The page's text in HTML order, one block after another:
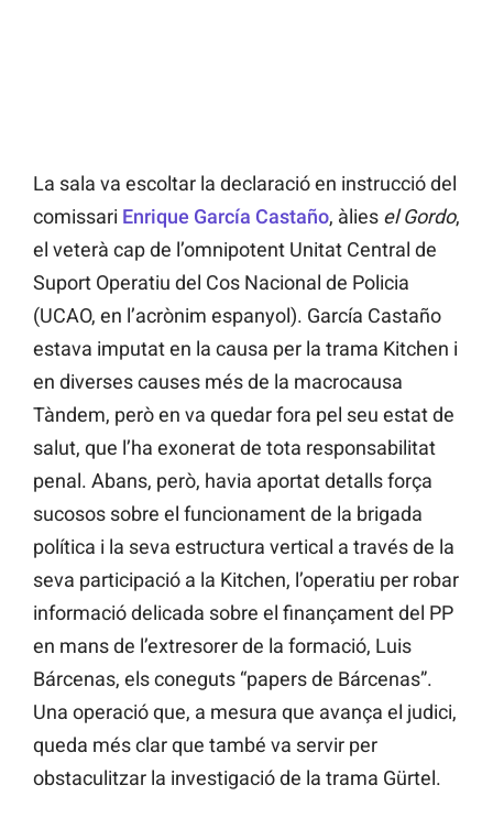
La sala va escoltar la declaració en instrucció del
comissari Enrique García Castaño, àlies el Gordo,
el veterà cap de l’omnipotent Unitat Central de
Suport Operatiu del Cos Nacional de Policia
(UCAO, en l’acrònim espanyol). García Castaño
estava imputat en la causa per la trama Kitchen i
en diverses causes més de la macrocausa
Tàndem, però en va quedar fora pel seu estat de
salut, que l’ha exonerat de tota responsabilitat
penal. Abans, però, havia aportat detalls força
sucosos sobre el funcionament de la brigada
política i la seva estructura vertical a través de la
seva participació a la Kitchen, l’operatiu per robar
informació delicada sobre el finançament del PP
en mans de l’extresorer de la formació, Luis
Bárcenas, els coneguts “papers de Bárcenas”.
Una operació que, a mesura que avança el judici,
queda més clar que també va servir per
obstaculitzar la investigació de la trama Gürtel.